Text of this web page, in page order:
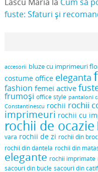
fuste: Sfaturi și
accesorii bluze cu imprimeuri
costume office eleganta
fashion femei active
frumoși office style pantaloni
Constantinescu rochii rochii
imprimeuri rochii cu
rochii de ocazie
vara rochii de zi rochii din
rochii din dantela rochii din
elegante rochii imprimate
sacouri din bucle sacouri din